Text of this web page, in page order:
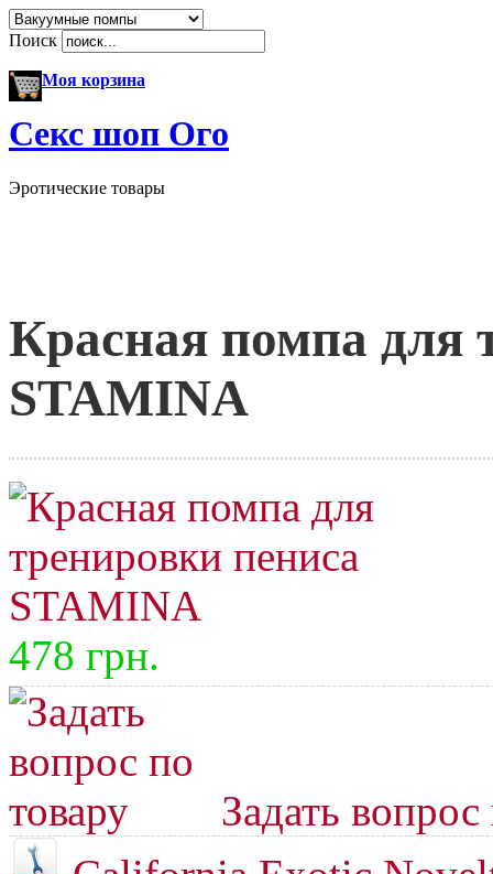
Поиск
Моя корзина
Секс шоп Ого
Эротические товары
Красная помпа для
STAMINA
478 грн.
Задать